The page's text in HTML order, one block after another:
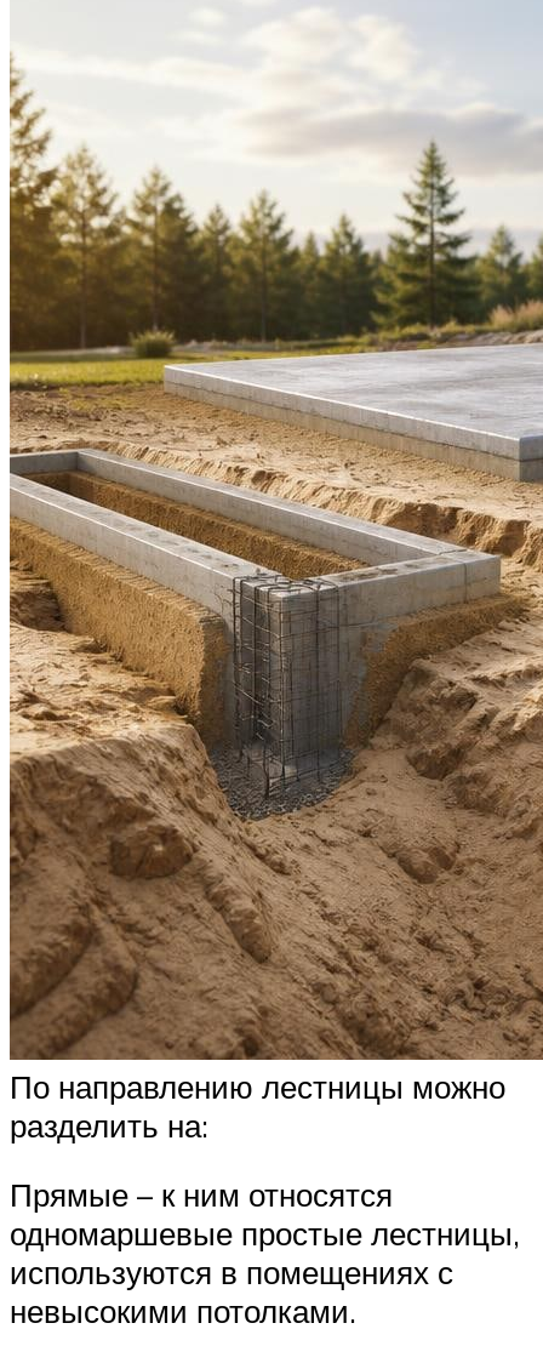
По направлению лестницы можно
разделить на:
Прямые – к ним относятся
одномаршевые простые лестницы,
используются в помещениях с
невысокими потолками.